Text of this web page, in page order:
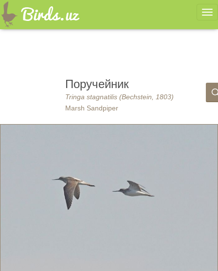
Поручейник
Tringa stagnatilis (Bechstein, 1803)
Marsh Sandpiper